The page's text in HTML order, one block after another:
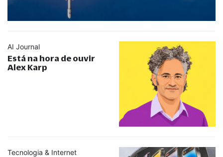
AI Journal
Está na hora de ouvir
Alex Karp
Tecnologia & Internet